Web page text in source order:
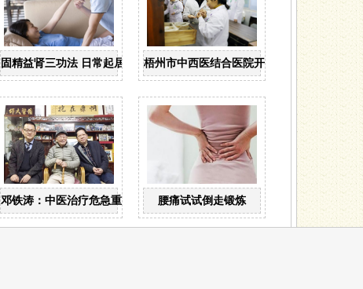
固精益肾三功法 日常起居均可做梧州市中西医结合医院开展中药辨识系列活动
邓铁涛：中医治疗危急重症大有可为腰痛试试倒走锻炼